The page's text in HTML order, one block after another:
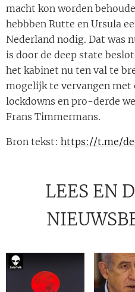
macht kon worden
hebbben Rutte en Ursula
Nederland nodig. Dat was
is door de deep state
het kabinet nu ten val te
mogelijk te vervangen
lockdowns en pro-derde
Frans Timmermans.
Bron tekst: https://t.me/
LEES EN